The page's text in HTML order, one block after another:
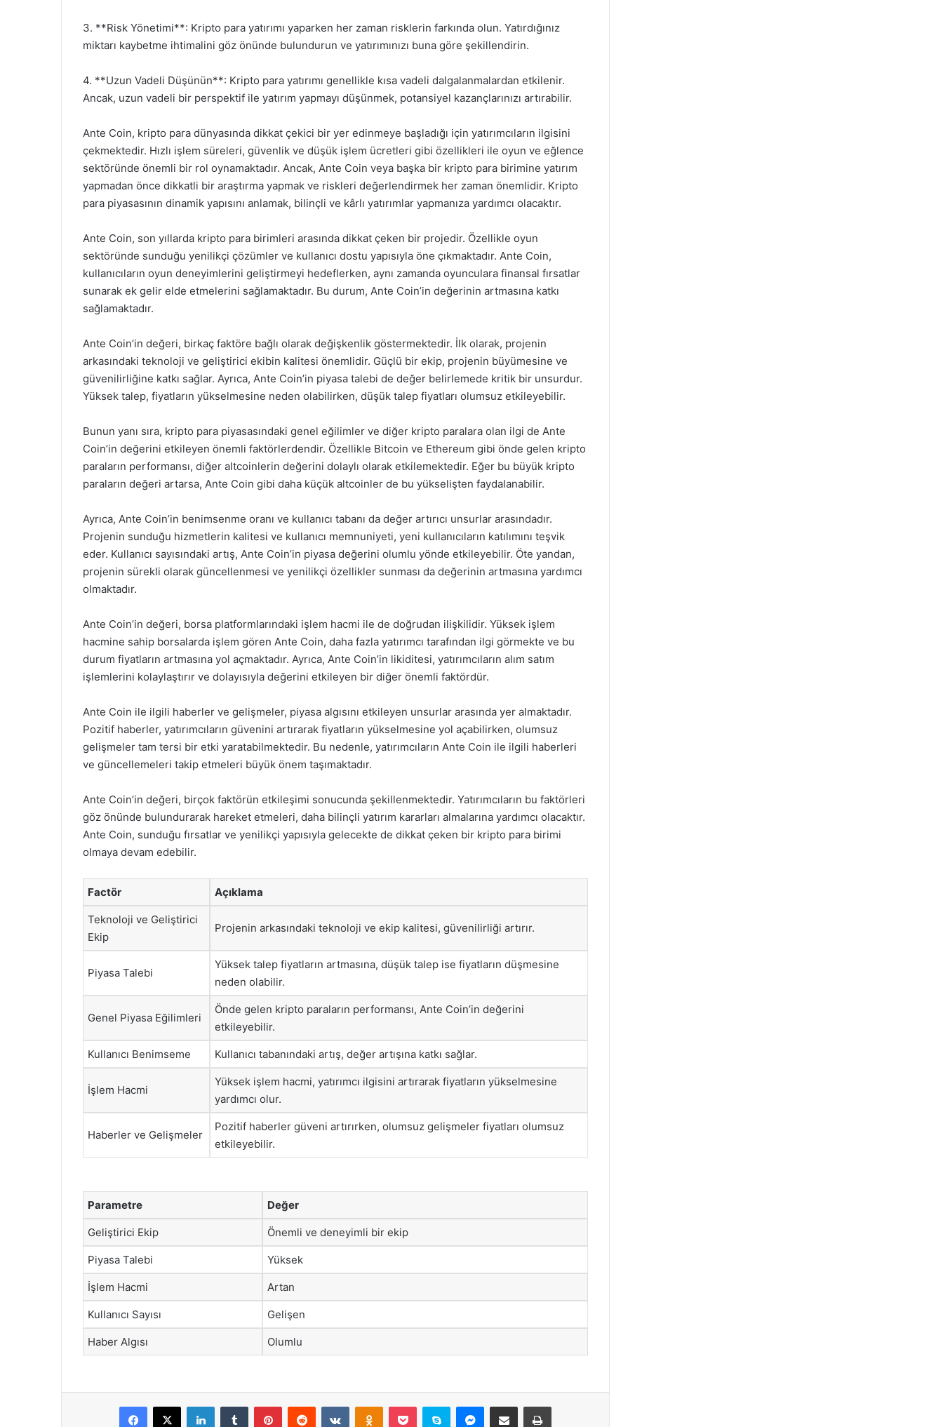
3. **Risk Yönetimi**: Kripto para yatırımı yaparken her zaman risklerin farkında olun. Yatırdığınız
miktarı kaybetme ihtimalini göz önünde bulundurun ve yatırımınızı buna göre şekillendirin.
4. **Uzun Vadeli Düşünün**: Kripto para yatırımı genellikle kısa vadeli dalgalanmalardan etkilenir.
Ancak, uzun vadeli bir perspektif ile yatırım yapmayı düşünmek, potansiyel kazançlarınızı artırabilir.
Ante Coin, kripto para dünyasında dikkat çekici bir yer edinmeye başladığı için yatırımcıların ilgisini
çekmektedir. Hızlı işlem süreleri, güvenlik ve düşük işlem ücretleri gibi özellikleri ile oyun ve eğlence
sektöründe önemli bir rol oynamaktadır. Ancak, Ante Coin veya başka bir kripto para birimine yatırım
yapmadan önce dikkatli bir araştırma yapmak ve riskleri değerlendirmek her zaman önemlidir. Kripto
para piyasasının dinamik yapısını anlamak, bilinçli ve kârlı yatırımlar yapmanıza yardımcı olacaktır.
Ante Coin, son yıllarda kripto para birimleri arasında dikkat çeken bir projedir. Özellikle oyun
sektöründe sunduğu yenilikçi çözümler ve kullanıcı dostu yapısıyla öne çıkmaktadır. Ante Coin,
kullanıcıların oyun deneyimlerini geliştirmeyi hedeflerken, aynı zamanda oyunculara finansal fırsatlar
sunarak ek gelir elde etmelerini sağlamaktadır. Bu durum, Ante Coin’in değerinin artmasına katkı
sağlamaktadır.
Ante Coin’in değeri, birkaç faktöre bağlı olarak değişkenlik göstermektedir. İlk olarak, projenin
arkasındaki teknoloji ve geliştirici ekibin kalitesi önemlidir. Güçlü bir ekip, projenin büyümesine ve
güvenilirliğine katkı sağlar. Ayrıca, Ante Coin’in piyasa talebi de değer belirlemede kritik bir unsurdur.
Yüksek talep, fiyatların yükselmesine neden olabilirken, düşük talep fiyatları olumsuz etkileyebilir.
Bunun yanı sıra, kripto para piyasasındaki genel eğilimler ve diğer kripto paralara olan ilgi de Ante
Coin’in değerini etkileyen önemli faktörlerdendir. Özellikle Bitcoin ve Ethereum gibi önde gelen kripto
paraların performansı, diğer altcoinlerin değerini dolaylı olarak etkilemektedir. Eğer bu büyük kripto
paraların değeri artarsa, Ante Coin gibi daha küçük altcoinler de bu yükselişten faydalanabilir.
Ayrıca, Ante Coin’in benimsenme oranı ve kullanıcı tabanı da değer artırıcı unsurlar arasındadır.
Projenin sunduğu hizmetlerin kalitesi ve kullanıcı memnuniyeti, yeni kullanıcıların katılımını teşvik
eder. Kullanıcı sayısındaki artış, Ante Coin’in piyasa değerini olumlu yönde etkileyebilir. Öte yandan,
projenin sürekli olarak güncellenmesi ve yenilikçi özellikler sunması da değerinin artmasına yardımcı
olmaktadır.
Ante Coin’in değeri, borsa platformlarındaki işlem hacmi ile de doğrudan ilişkilidir. Yüksek işlem
hacmine sahip borsalarda işlem gören Ante Coin, daha fazla yatırımcı tarafından ilgi görmekte ve bu
durum fiyatların artmasına yol açmaktadır. Ayrıca, Ante Coin’in likiditesi, yatırımcıların alım satım
işlemlerini kolaylaştırır ve dolayısıyla değerini etkileyen bir diğer önemli faktördür.
Ante Coin ile ilgili haberler ve gelişmeler, piyasa algısını etkileyen unsurlar arasında yer almaktadır.
Pozitif haberler, yatırımcıların güvenini artırarak fiyatların yükselmesine yol açabilirken, olumsuz
gelişmeler tam tersi bir etki yaratabilmektedir. Bu nedenle, yatırımcıların Ante Coin ile ilgili haberleri
ve güncellemeleri takip etmeleri büyük önem taşımaktadır.
Ante Coin’in değeri, birçok faktörün etkileşimi sonucunda şekillenmektedir. Yatırımcıların bu faktörleri
göz önünde bulundurarak hareket etmeleri, daha bilinçli yatırım kararları almalarına yardımcı olacaktır.
Ante Coin, sunduğu fırsatlar ve yenilikçi yapısıyla gelecekte de dikkat çeken bir kripto para birimi
olmaya devam edebilir.
Factör Açıklama
Teknoloji ve Geliştirici
Ekip
Projenin arkasındaki teknoloji ve ekip kalitesi, güvenilirliği artırır.
Piyasa Talebi
Yüksek talep fiyatların artmasına, düşük talep ise fiyatların düşmesine
neden olabilir.
Genel Piyasa Eğilimleri
Önde gelen kripto paraların performansı, Ante Coin’in değerini
etkileyebilir.
Kullanıcı Benimseme Kullanıcı tabanındaki artış, değer artışına katkı sağlar.
İşlem Hacmi
Yüksek işlem hacmi, yatırımcı ilgisini artırarak fiyatların yükselmesine
yardımcı olur.
Haberler ve Gelişmeler
Pozitif haberler güveni artırırken, olumsuz gelişmeler fiyatları olumsuz
etkileyebilir.
Parametre Değer
Geliştirici Ekip Önemli ve deneyimli bir ekip
Piyasa Talebi Yüksek
İşlem Hacmi Artan
Kullanıcı Sayısı Gelişen
Haber Algısı Olumlu
Facebook
X LinkedInTumblr PinterestReddit VKontakteOdnoklassniki
Pocket Skype Messenger
E-Posta ile paylaş Yazdır